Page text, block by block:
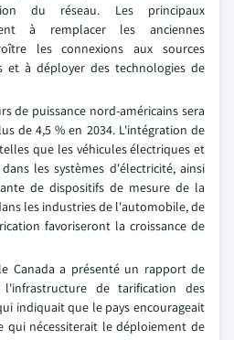
du réseau. Les principaux
à remplacer les anciennes
les connexions aux sources
et à déployer des technologies de
de puissance nord-américains sera
de 4,5 % en 2034. L'intégration de
que les véhicules électriques et
les systèmes d'électricité, ainsi
de dispositifs de mesure de la
les industries de l'automobile, de
favoriseront la croissance de
Canada a présenté un rapport de
de tarification des
indiquait que le pays encourageait
qui nécessiterait le déploiement de